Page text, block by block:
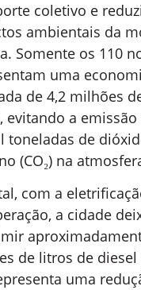
coletivo e
ambientais da
Somente os 110
uma
de 4,2 milhões
evitando a
toneladas de
(CO₂) na
com a
a cidade
de litros de diesel
uma